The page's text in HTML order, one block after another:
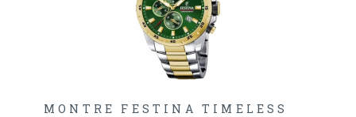
MONTRE FESTINA TIMELESS